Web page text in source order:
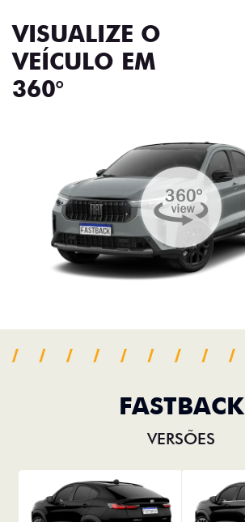
VISUALIZE O
VEÍCULO EM
360°
FASTBACK
VERSÕES